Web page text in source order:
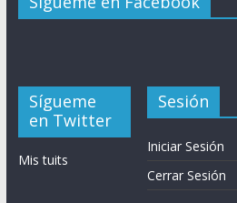
Sígueme
en Twitter
Mis tuits
Sesión
Iniciar Sesión
Cerrar Sesión